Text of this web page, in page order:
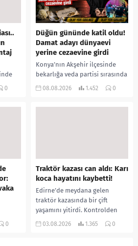
0
Düğün gününde katil oldu!
Damat adayı dünyaevi
yerine cezaevine girdi
Konya’nın Akşehir ilçesinde
bekarlığa veda partisi sırasında
çıkan kavgada bir kişi hayatını
08.08.2026 1.452 0
0
Traktör kazası can aldı: Karı
koca hayatını kaybetti!
Edirne’de meydana gelen
traktör kazasında bir çift
yaşamını yitirdi. Kontrolden
çıkarak devrilen traktörün
03.08.2026 1.365 0